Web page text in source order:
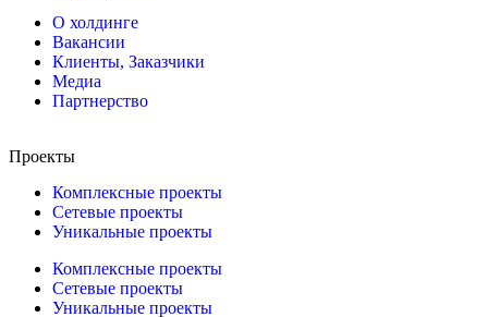
О холдинге
Вакансии
Клиенты, Заказчики
Медиа
Партнерство
Проекты
Комплексные проекты
Сетевые проекты
Уникальные проекты
Комплексные проекты
Сетевые проекты
Уникальные проекты